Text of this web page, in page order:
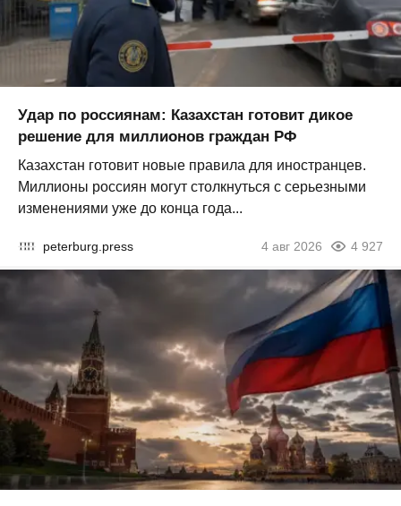
Удар по россиянам: Казахстан готовит дикое
решение для миллионов граждан РФ
Казахстан готовит новые правила для иностранцев.
Миллионы россиян могут столкнуться с серьезными
изменениями уже до конца года...
peterburg.press 4 авг 2026 4 927